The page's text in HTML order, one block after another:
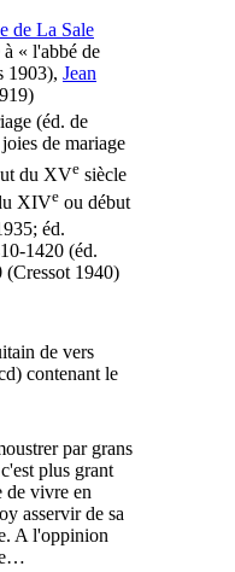
de La Sale
« l'abbé de
1903), Jean
(éd. de
de mariage
du XVe siècle
XIVe ou début
éd.
1420 (éd.
(Cressot 1940)
de vers
contenant le
par grans
plus grant
de vivre en
asservir de sa
A l'oppinion